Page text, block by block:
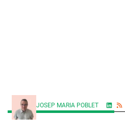
JOSEP MARIA POBLET